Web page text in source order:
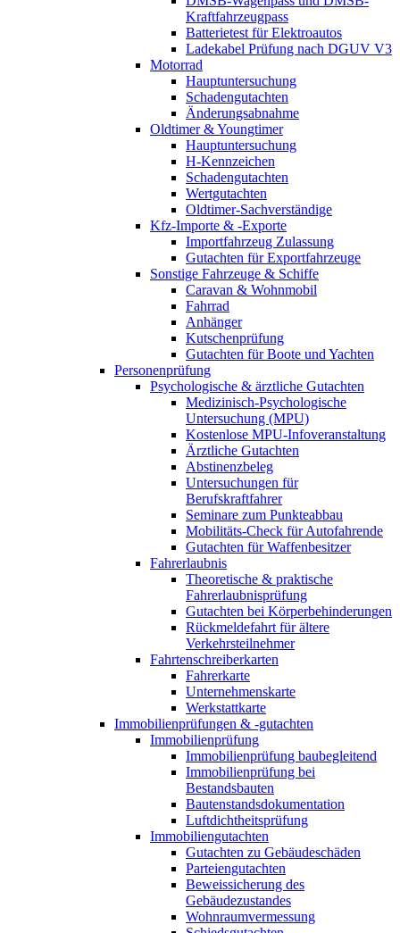
Kraftfahrzeugpass
Batterietest für Elektroautos
Ladekabel Prüfung nach DGUV V3
Motorrad
Hauptuntersuchung
Schadengutachten
Änderungsabnahme
Oldtimer & Youngtimer
Hauptuntersuchung
H-Kennzeichen
Schadengutachten
Wertgutachten
Oldtimer-Sachverständige
Kfz-Importe & -Exporte
Importfahrzeug Zulassung
Gutachten für Exportfahrzeuge
Sonstige Fahrzeuge & Schiffe
Caravan & Wohnmobil
Fahrrad
Anhänger
Kutschenprüfung
Gutachten für Boote und Yachten
Personenprüfung
Psychologische & ärztliche Gutachten
Medizinisch-Psychologische
Untersuchung (MPU)
Kostenlose MPU-Infoveranstaltung
Ärztliche Gutachten
Abstinenzbeleg
Untersuchungen für
Berufskraftfahrer
Seminare zum Punkteabbau
Mobilitäts-Check für Autofahrende
Gutachten für Waffenbesitzer
Fahrerlaubnis
Theoretische & praktische
Fahrerlaubnisprüfung
Gutachten bei Körperbehinderungen
Rückmeldefahrt für ältere
Verkehrsteilnehmer
Fahrtenschreiberkarten
Fahrerkarte
Unternehmenskarte
Werkstattkarte
Immobilienprüfungen & -gutachten
Immobilienprüfung
Immobilienprüfung baubegleitend
Immobilienprüfung bei
Bestandsbauten
Bautenstandsdokumentation
Luftdichtheitsprüfung
Immobiliengutachten
Gutachten zu Gebäudeschäden
Parteiengutachten
Beweissicherung des
Gebäudezustandes
Wohnraumvermessung